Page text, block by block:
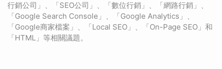
行銷公司」、「SEO公司」、「數位行銷」、「網路行銷」、
「Google Search Console」、「Google Analytics」、
「Google商家檔案」、「Local SEO」、「On-Page SEO」和
「HTML」等相關議題。